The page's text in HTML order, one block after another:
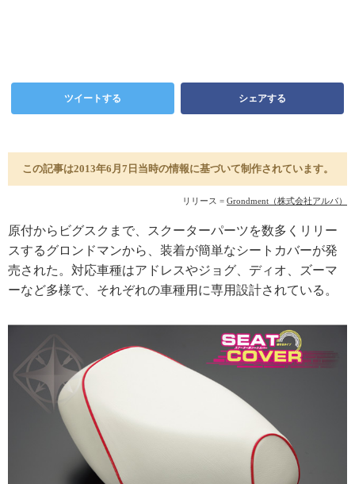
ツイートする シェアする
この記事は2013年6月7日当時の情報に基づいて制作されています。
リリース = Grondment（株式会社アルバ）
原付からビグスクまで、スクーターパーツを数多くリリー
スするグロンドマンから、装着が簡単なシートカバーが発
売された。対応車種はアドレスやジョグ、ディオ、ズーマ
ーなど多様で、それぞれの車種用に専用設計されている。